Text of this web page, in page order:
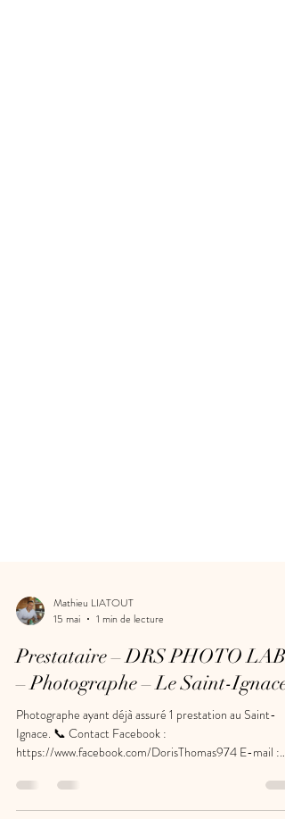
Mathieu LIATOUT
15 mai
1 min de lecture
Prestataire – DRS PHOTO LABS
– Photographe – Le Saint-Ignace
Photographe ayant déjà assuré 1 prestation au Saint-
Ignace. 📞 Contact Facebook :